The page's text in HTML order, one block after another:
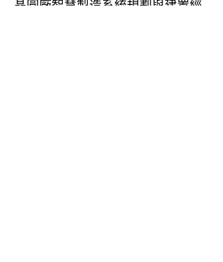
晶圓廠智慧製造系統規劃與建置經